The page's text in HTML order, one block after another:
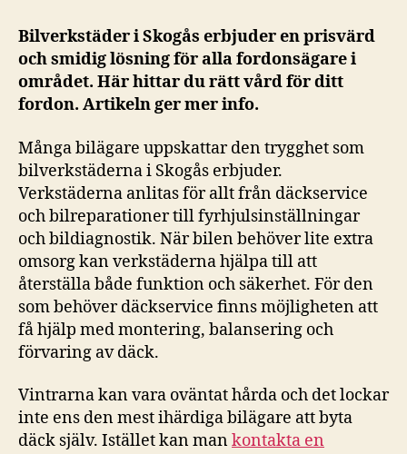
Bilverkstäder i Skogås erbjuder en prisvärd
och smidig lösning för alla fordonsägare i
området. Här hittar du rätt vård för ditt
fordon. Artikeln ger mer info.
Många bilägare uppskattar den trygghet som
bilverkstäderna i Skogås erbjuder.
Verkstäderna anlitas för allt från däckservice
och bilreparationer till fyrhjulsinställningar
och bildiagnostik. När bilen behöver lite extra
omsorg kan verkstäderna hjälpa till att
återställa både funktion och säkerhet. För den
som behöver däckservice finns möjligheten att
få hjälp med montering, balansering och
förvaring av däck.
Vintrarna kan vara oväntat hårda och det lockar
inte ens den mest ihärdiga bilägare att byta
däck själv. Istället kan mankontakta en